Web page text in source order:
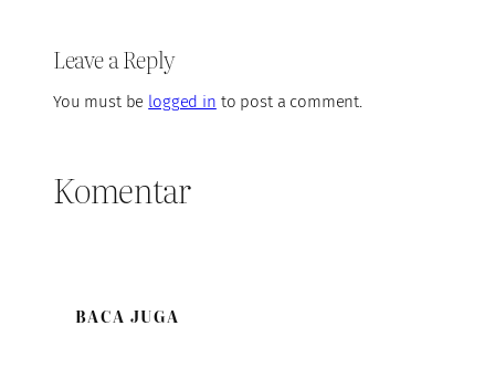
Leave a Reply
You must be logged in to post a comment.
Komentar
BACA JUGA